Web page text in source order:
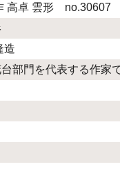
高卓 雲形 no.30607
造
部門を代表する作家